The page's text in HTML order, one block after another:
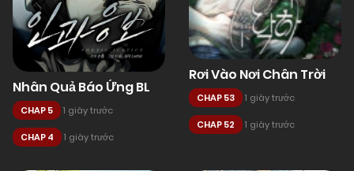
Nhân Quả Báo Ứng BL
CHAP 5 1 giây trước
CHAP 4 1 giây trước
Rơi Vào Nơi Chân Trời
CHAP 53 1 giây trước
CHAP 52 1 giây trước